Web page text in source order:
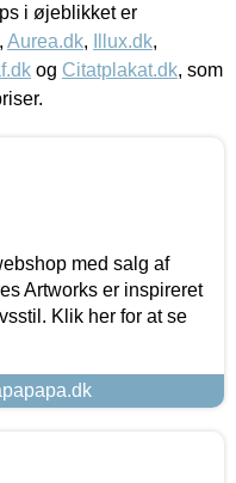
i øjeblikket er
, Aurea.dk, Illux.dk,
og Citatplakat.dk, som
med salg af
Artworks er inspireret
Klik her for at se